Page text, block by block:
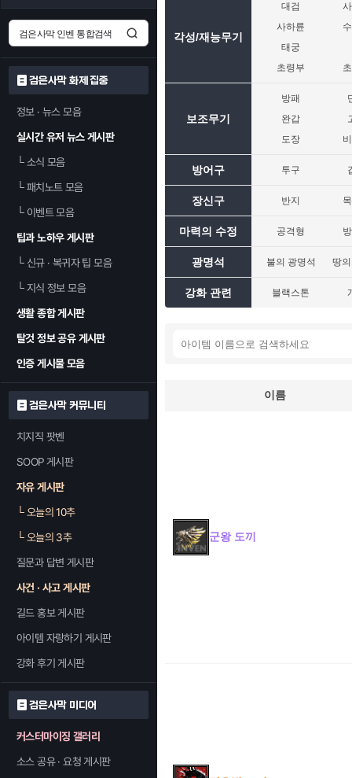
검은사막 화제 집중
정보 · 뉴스 모음
실시간 유저 뉴스 게시판
└소식 모음
└패치노트 모음
└이벤트 모음
팁과 노하우 게시판
└신규 · 복귀자 팁 모음
└지식 정보 모음
생활 종합 게시판
탈것 정보 공유 게시판
인증 게시물 모음
검은사막 커뮤니티
치지직 팟벤
SOOP 게시판
자유 게시판
└오늘의 10추
└오늘의 3추
질문과 답변 게시판
사건 · 사고 게시판
길드 홍보 게시판
아이템 자랑하기 게시판
강화 후기 게시판
검은사막 미디어
커스터마이징 갤러리
소스 공유 · 요청 게시판
각성/재능무기
대검
사하륜
태궁
초령부
보조무기
방패
완갑
도장
방어구 투구
장신구 반지
마력의 수정 공격형
광명석 불의 광명석 땅
강화 관련 블랙스톤
이름
군왕 도끼